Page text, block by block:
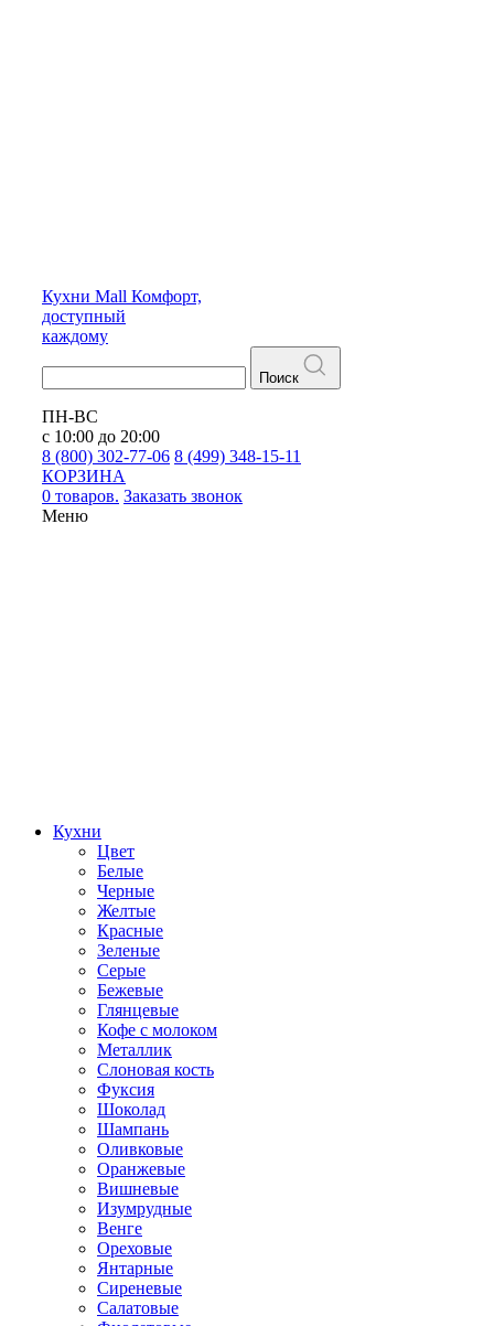
Кухни Mall Комфорт,
доступный
каждому
Поиск
ПН-ВС
с 10:00 до 20:00
8 (800) 302-77-06 8 (499) 348-15-11
КОРЗИНА
0 товаров. Заказать звонок
Меню
Кухни
Цвет
Белые
Черные
Желтые
Красные
Зеленые
Серые
Бежевые
Глянцевые
Кофе с молоком
Металлик
Слоновая кость
Фуксия
Шоколад
Шампань
Оливковые
Оранжевые
Вишневые
Изумрудные
Венге
Ореховые
Янтарные
Сиреневые
Салатовые